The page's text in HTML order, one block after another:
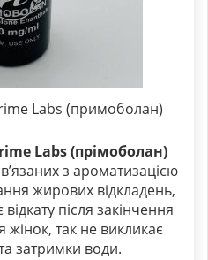
Labs (примоболан)
Labs (прімоболан)
з ароматизацією
жирових відкладень,
після закінчення
жінок, так не викликає
та затримки води.